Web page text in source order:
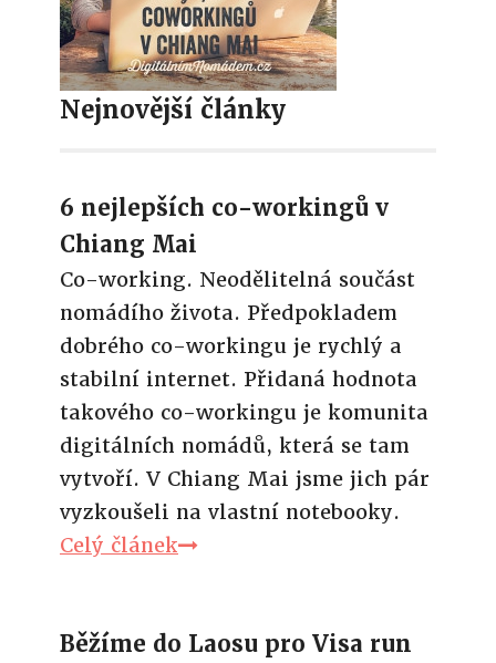
Nejnovější články
6 nejlepších co-workingů v
Chiang Mai
Co-working. Neodělitelná součást
nomádího života. Předpokladem
dobrého co-workingu je rychlý a
stabilní internet. Přidaná hodnota
takového co-workingu je komunita
digitálních nomádů, která se tam
vytvoří. V Chiang Mai jsme jich pár
vyzkoušeli na vlastní notebooky.
Celý článek
Běžíme do Laosu pro Visa run